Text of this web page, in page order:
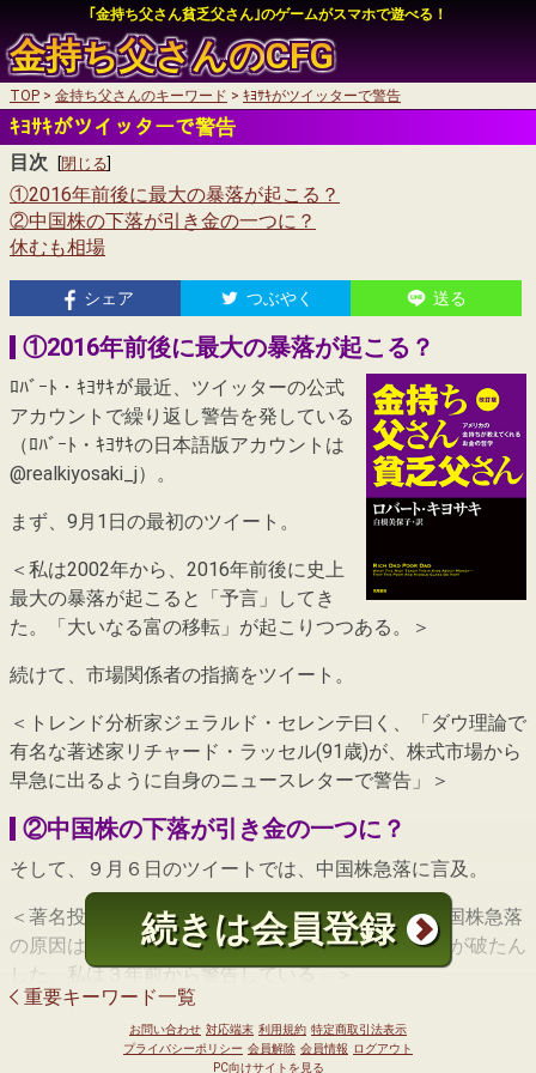
｢金持ち父さん貧乏父さん｣のゲームがスマホで遊べる！
金持ち父さんのCFG
TOP 金持ち父さんのキーワード ｷﾖｻｷがツイッターで警告
ｷﾖｻｷがツイッターで警告
目次 閉じる
①2016年前後に最大の暴落が起こる？
②中国株の下落が引き金の一つに？
休むも相場
シェア つぶやく 送る
①2016年前後に最大の暴落が起こる？
ﾛﾊﾞｰﾄ・ｷﾖｻｷが最近、ツイッターの公式
アカウントで繰り返し警告を発している
（ﾛﾊﾞｰﾄ・ｷﾖｻｷの日本語版アカウントは
@realkiyosaki_j）。
まず、9月1日の最初のツイート。
＜私は2002年から、2016年前後に史上
最大の暴落が起こると「予言」してき
た。「大いなる富の移転」が起こりつつある。＞
続けて、市場関係者の指摘をツイート。
＜トレンド分析家ジェラルド・セレンテ曰く、「ダウ理論で
有名な著述家リチャード・ラッセル(91歳)が、株式市場から
早急に出るように自身のニュースレターで警告」＞
②中国株の下落が引き金の一つに？
そして、９月６日のツイートでは、中国株急落に言及。
＜著名投資アナリスト、 バート・ドーメン1/2「中国株急落
の原因はオーバーレバレッジだ。個人投資家の多くが破たん
した。私は３年前から警告している」＞
＜著名投資アナリスト、 バート・ドーメン2/2「中国は過去
45年間、欧米の100年分の技術をタダで使って成長してきた
続きは会員登録
重要キーワード一覧
お問い合わせ 対応端末 利用規約 特定商取引法表示
プライバシーポリシー 会員解除 会員情報
ログアウト
PC向けサイトを見る
My SoftBankログイン